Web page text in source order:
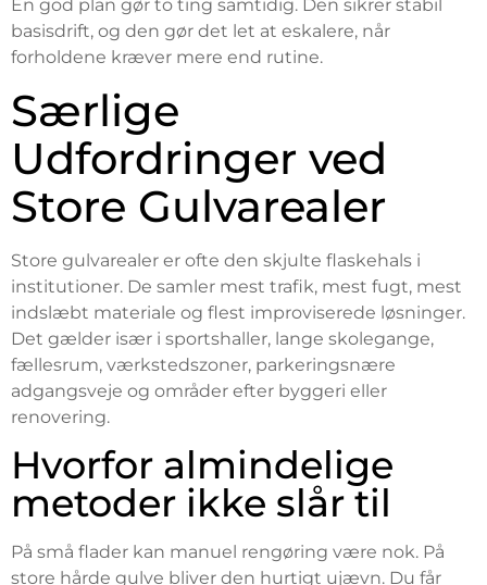
En god plan gør to ting samtidig. Den sikrer stabil
basisdrift, og den gør det let at eskalere, når
forholdene kræver mere end rutine.
Særlige
Udfordringer ved
Store Gulvarealer
Store gulvarealer er ofte den skjulte flaskehals i
institutioner. De samler mest trafik, mest fugt, mest
indslæbt materiale og flest improviserede løsninger.
Det gælder især i sportshaller, lange skolegange,
fællesrum, værkstedszoner, parkeringsnære
adgangsveje og områder efter byggeri eller
renovering.
Hvorfor almindelige
metoder ikke slår til
På små flader kan manuel rengøring være nok. På
store hårde gulve bliver den hurtigt ujævn. Du får